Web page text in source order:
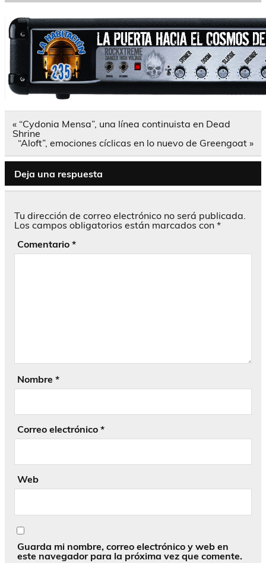
Navegación
de
entradas
« “Cydonia Mensa”, una línea continuista en Dead
Shrine
“Aloft”, emociones cíclicas en lo nuevo de Greengoat »
Deja una respuesta
Tu dirección de correo electrónico no será publicada.
Los campos obligatorios están marcados con *
Comentario *
Nombre *
Correo electrónico *
Web
Guarda mi nombre, correo electrónico y web en
este navegador para la próxima vez que comente.